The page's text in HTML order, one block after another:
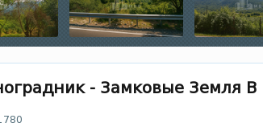
- Замковые Земля В